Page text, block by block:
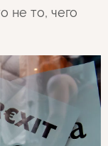
не то, чего